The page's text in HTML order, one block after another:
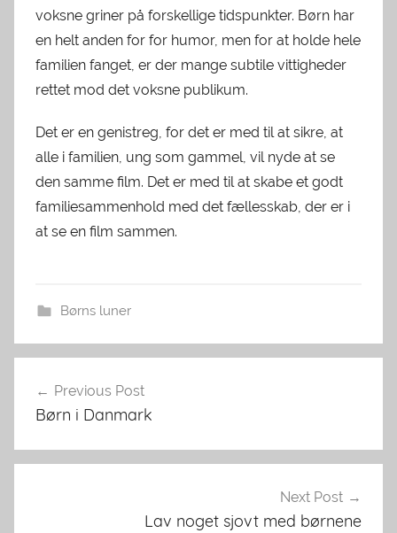
voksne griner på forskellige tidspunkter. Børn har
en helt anden for for humor, men for at holde hele
familien fanget, er der mange subtile vittigheder
rettet mod det voksne publikum.
Det er en genistreg, for det er med til at sikre, at
alle i familien, ung som gammel, vil nyde at se
den samme film. Det er med til at skabe et godt
familiesammenhold med det fællesskab, der er i
at se en film sammen.
Børns luner
Previous Post
Børn i Danmark
Next Post
Lav noget sjovt med børnene